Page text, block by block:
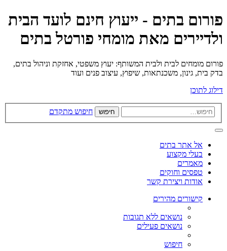
פורום בתים - ייעוץ חינם לועד הבית
ולדיירים מאת מומחי פורטל בתים
פורום מומחים לבית ולבית המשותף: יעוץ משפטי, אחזקת וניהול בתים,
בדק בית, גינון, משכנתאות, שיפוץ, עיצוב פנים ועוד
דילוג לתוכן
חיפוש חיפוש מתקדם
אל אתר בתים
בעלי מקצוע
מאמרים
טפסים וחוקים
אודות ויצירת קשר
קישורים מהירים
נושאים ללא תגובות
נושאים פעילים
חיפוש